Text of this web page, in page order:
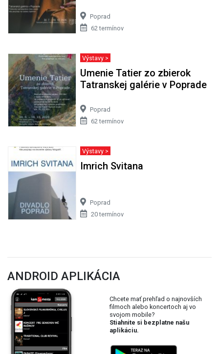
Poprad
62 termínov
Výstavy >
Umenie Tatier zo zbierok
Tatranskej galérie v Poprade
Poprad
62 termínov
Výstavy >
Imrich Svitana
Poprad
20 termínov
ANDROID APLIKÁCIA
Chcete mať prehľad o najnovších
filmoch alebo koncertoch aj vo
svojom mobile?
Stiahnite si bezplatne našu
aplikáciu.